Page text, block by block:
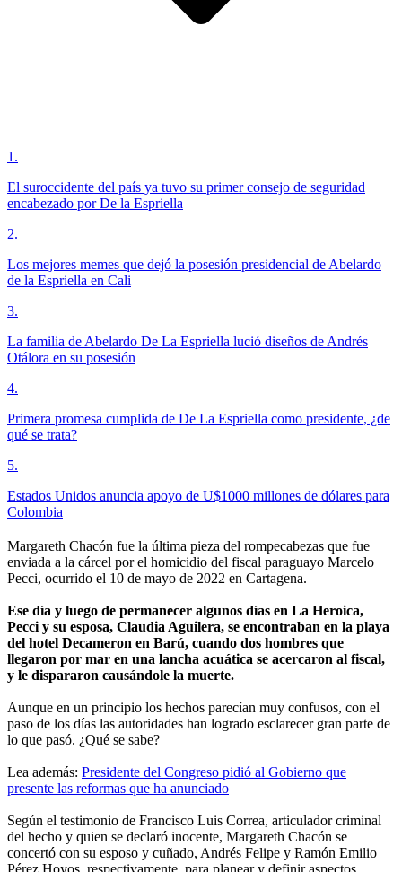
1 .
El suroccidente del país ya tuvo su primer consejo de seguridad
encabezado por De la Espriella
2.
Los mejores memes que dejó la posesión presidencial de Abelardo
de la Espriella en Cali
3.
La familia de Abelardo De La Espriella lució diseños de Andrés
Otálora en su posesión
4.
Primera promesa cumplida de De La Espriella como presidente, ¿de
qué se trata?
5.
Estados Unidos anuncia apoyo de U$1000 millones de dólares para
Colombia
Margareth Chacón fue la última pieza del rompecabezas que fue
enviada a la cárcel por el homicidio del fiscal paraguayo Marcelo
Pecci, ocurrido el 10 de mayo de 2022 en Cartagena.
Ese día y luego de permanecer algunos días en La Heroica,
Pecci y su esposa, Claudia Aguilera, se encontraban en la playa
del hotel Decameron en Barú, cuando dos hombres que
llegaron por mar en una lancha acuática se acercaron al fiscal,
y le dispararon causándole la muerte.
Aunque en un principio los hechos parecían muy confusos, con el
paso de los días las autoridades han logrado esclarecer gran parte de
lo que pasó. ¿Qué se sabe?
Lea además: Presidente del Congreso pidió al Gobierno que
presente las reformas que ha anunciado
Según el testimonio de Francisco Luis Correa, articulador criminal
del hecho y quien se declaró inocente, Margareth Chacón se
concertó con su esposo y cuñado, Andrés Felipe y Ramón Emilio
Pérez Hoyos, respectivamente, para planear y definir aspectos